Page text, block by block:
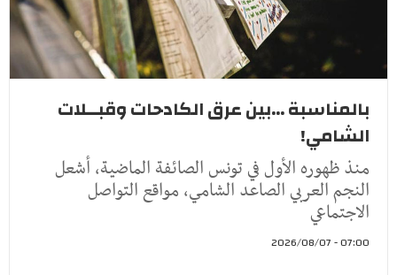
بالمناسبة ...بين عرق الكادحات وقبــلات
الشامي!
منذ ظهوره الأول في تونس الصائفة الماضية، أشعل
النجم العربي الصاعد الشامي، مواقع التواصل
الاجتماعي
07:00 - 2026/08/07